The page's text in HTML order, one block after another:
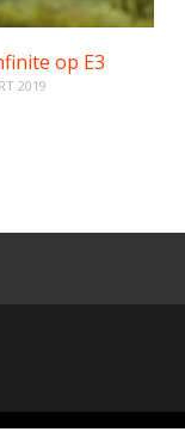
op E3
2019